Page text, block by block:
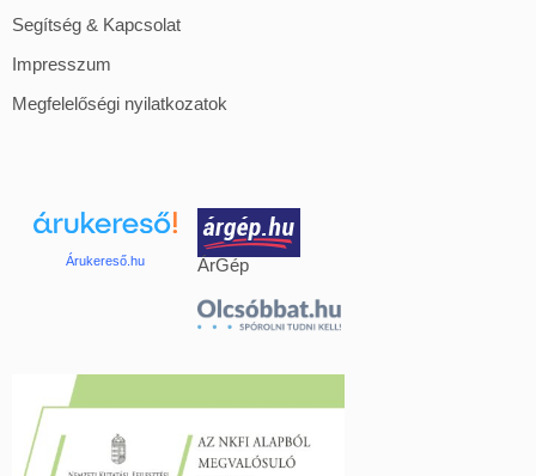
Segítség & Kapcsolat
Impresszum
Megfelelőségi nyilatkozatok
Árukereső.hu ÁrGép